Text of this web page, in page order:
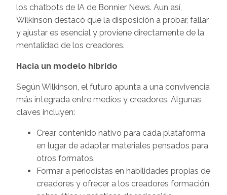
los chatbots de IA de Bonnier News. Aun así,
Wilkinson destacó que la disposición a probar, fallar
y ajustar es esencial y proviene directamente de la
mentalidad de los creadores.
Hacia un modelo híbrido
Según Wilkinson, el futuro apunta a una convivencia
más integrada entre medios y creadores. Algunas
claves incluyen:
Crear contenido nativo para cada plataforma
en lugar de adaptar materiales pensados para
otros formatos.
Formar a periodistas en habilidades propias de
creadores y ofrecer a los creadores formación